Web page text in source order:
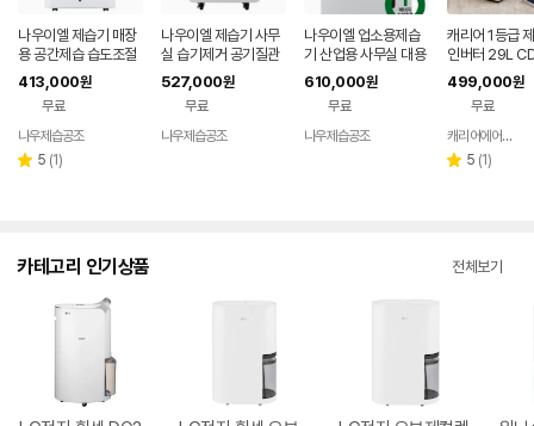
나우이엘 제습기 매장
용 공간제습 습도조절
40리터 NED-020P
413,000원
무료
나우제습공조
별 5 리
(1)
나우이엘 제습기 사무
실 습기제거 공기질관
리 50리터 NED-052
P
527,000원
무료
나우제습공조
나우이엘 업소용제습
기 산업용 사무실 대용
량 제습기 60리터 1등
급 NED-063A
610,000원
무료
나우제습공조
캐리어 1등급
인버터 29L
제습 신발건조
습도조절 결로
499,000원
무료
캐리어에어컨 공식온라인샵
별 5 리
(1)
카테고리 인기상품 전체보기